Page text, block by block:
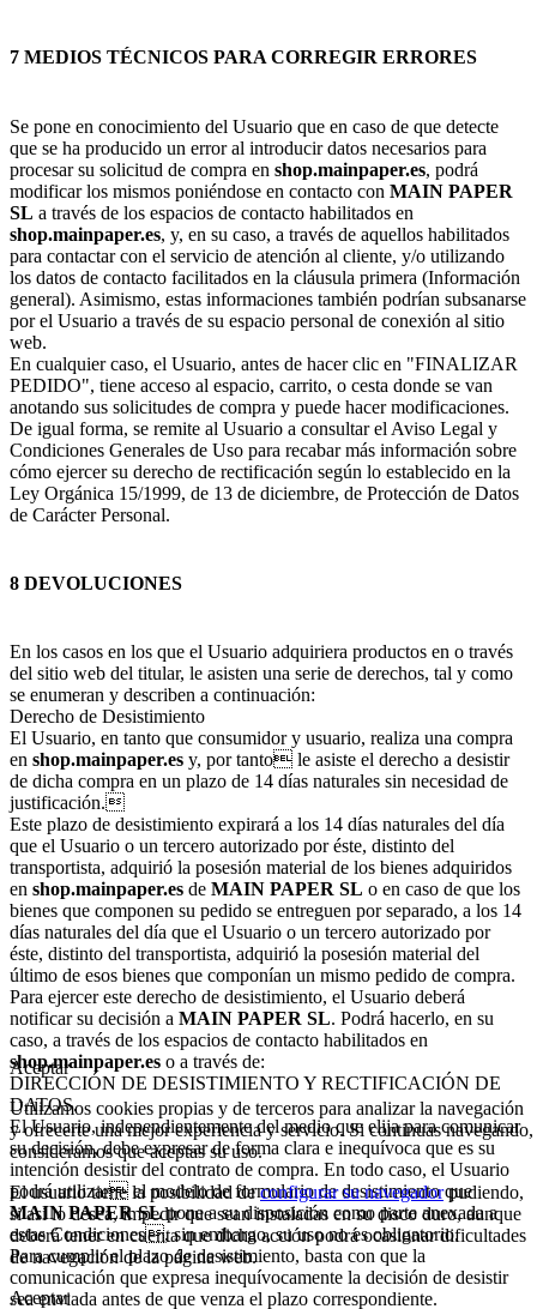
7 MEDIOS TÉCNICOS PARA CORREGIR ERRORES
Se pone en conocimiento del Usuario que en caso de que detecte
que se ha producido un error al introducir datos necesarios para
procesar su solicitud de compra en shop.mainpaper.es, podrá
modificar los mismos poniéndose en contacto con MAIN PAPER
SL a través de los espacios de contacto habilitados en
shop.mainpaper.es, y, en su caso, a través de aquellos habilitados
para contactar con el servicio de atención al cliente, y/o utilizando
los datos de contacto facilitados en la cláusula primera (Información
general). Asimismo, estas informaciones también podrían subsanarse
por el Usuario a través de su espacio personal de conexión al sitio
web.
En cualquier caso, el Usuario, antes de hacer clic en "FINALIZAR
PEDIDO", tiene acceso al espacio, carrito, o cesta donde se van
anotando sus solicitudes de compra y puede hacer modificaciones.
De igual forma, se remite al Usuario a consultar el Aviso Legal y
Condiciones Generales de Uso para recabar más información sobre
cómo ejercer su derecho de rectificación según lo establecido en la
Ley Orgánica 15/1999, de 13 de diciembre, de Protección de Datos
de Carácter Personal.
8 DEVOLUCIONES
En los casos en los que el Usuario adquiriera productos en o través
del sitio web del titular, le asisten una serie de derechos, tal y como
se enumeran y describen a continuación:
Derecho de Desistimiento
El Usuario, en tanto que consumidor y usuario, realiza una compra
en shop.mainpaper.es y, por tanto le asiste el derecho a desistir
de dicha compra en un plazo de 14 días naturales sin necesidad de
justificación.
Este plazo de desistimiento expirará a los 14 días naturales del día
que el Usuario o un tercero autorizado por éste, distinto del
transportista, adquirió la posesión material de los bienes adquiridos
en shop.mainpaper.es de MAIN PAPER SL o en caso de que los
bienes que componen su pedido se entreguen por separado, a los 14
días naturales del día que el Usuario o un tercero autorizado por
éste, distinto del transportista, adquirió la posesión material del
último de esos bienes que componían un mismo pedido de compra.
Para ejercer este derecho de desistimiento, el Usuario deberá
notificar su decisión a MAIN PAPER SL. Podrá hacerlo, en su
caso, a través de los espacios de contacto habilitados en
shop.mainpaper.es o a través de:
DIRECCIÓN DE DESISTIMIENTO Y RECTIFICACIÓN DE
DATOS.
El Usuario, independientemente del medio que elija para comunicar
su decisión, debe expresar de forma clara e inequívoca que es su
intención desistir del contrato de compra. En todo caso, el Usuario
podrá utilizar el modelo de formulario de desistimiento que
MAIN PAPER SLpone a su disposición como parte anexada a
estas Condiciones, sin embargo, su uso no es obligatorio.
Para cumplir el plazo de desistimiento, basta con que la
comunicación que expresa inequívocamente la decisión de desistir
sea enviada antes de que venza el plazo correspondiente.
Aceptar
Utilizamos cookies propias y de terceros para analizar la navegación
y ofrecerte una mejor experiencia y servicio. Si continuas navegando,
consideramos que aceptas su uso.
El usuario tiene la posibilidad deconfigurar su navegadorpudiendo,
si así lo desea, impedir que sean instaladas en su disco duro, aunque
deberá tener en cuenta que dicha acción podrá ocasionar dificultades
de navegación de la página web.
Aceptar